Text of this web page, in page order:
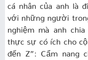
cá nhân của anh là
với những người
nghiệm mà anh
thực sự có ích cho
đến Z”: Cẩm nang